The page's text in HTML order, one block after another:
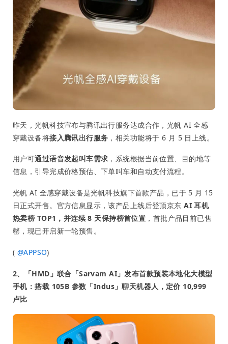
昨天，光帆科技宣布与腾讯出行服务达成合作，光帆 AI 全感
穿戴设备将接入腾讯出行服务 ，相关功能将于 6 月 5 日上线。
用户可通过语音发起叫车需求 ，系统根据当前位置、目的地等
信息，引导完成价格预估、下单叫车和自动支付流程。
光帆 AI 全感穿戴设备是光帆科技旗下首款产品，已于 5 月 15
日正式开售。官方信息显示，该产品上线后登顶京东AI 耳机
热卖榜 TOP1，并连续 8 天保持榜首位置 ，首批产品目前已售
罄，现已开启新一轮预售。
( @APPSO)
2、「HMD」联合「Sarvam AI」发布首款预装本地化大模型
手机：搭载 105B 参数「Indus」聊天机器人，定价 10,999
卢比